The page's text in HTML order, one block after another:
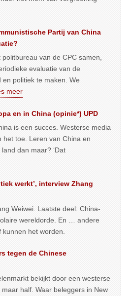
Partij van China
van de CPC samen,
evaluatie van de
politiek te maken. We
meer
en in China (opinie*) UPD
is een succes. Westerse media
het toe. Leren van China en
dan maar? ‘Dat
werkt’, interview Zhang
Weiwei. Laatste deel: China-
wereldorde. En … andere
het worden.
tegen de Chinese
bekijkt door een westerse
half. Waar beleggers in New